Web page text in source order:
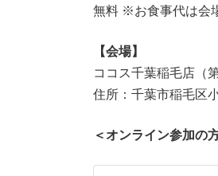
無料 ※お食事代は会
【会場】
ココス千葉稲毛店（
住所：千葉市稲毛区
＜オンライン参加の